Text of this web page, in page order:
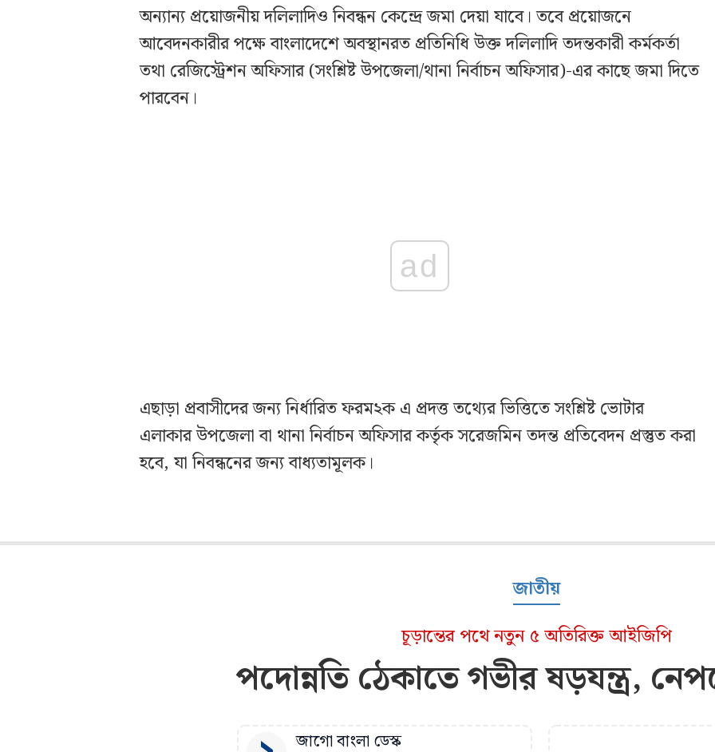
অন্যান্য প্রয়োজনীয় দলিলাদিও নিবন্ধন কেন্দ্রে জমা দেয়া যাবে। তবে প্রয়োজনে
আবেদনকারীর পক্ষে বাংলাদেশে অবস্থানরত প্রতিনিধি উক্ত দলিলাদি তদন্তকারী কর্মকর্তা
তথা রেজিস্ট্রেশন অফিসার (সংশ্লিষ্ট উপজেলা/থানা নির্বাচন অফিসার)-এর কাছে জমা দিতে
পারবেন।
ad
এছাড়া প্রবাসীদের জন্য নির্ধারিত ফরম২ক এ প্রদত্ত তথ্যের ভিত্তিতে সংশ্লিষ্ট ভোটার
এলাকার উপজেলা বা থানা নির্বাচন অফিসার কর্তৃক সরেজমিন তদন্ত প্রতিবেদন প্রস্তুত করা
হবে, যা নিবন্ধনের জন্য বাধ্যতামূলক।
জাতীয়
চূড়ান্তের পথে নতুন ৫ অতিরিক্ত আইজিপি
পদোন্নতি ঠেকাতে গভীর ষড়যন্ত্র,
জাগো বাংলা ডেস্ক